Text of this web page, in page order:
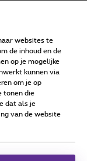
statement
websites te
de inhoud en de
op je mogelijke
kunnen via
om je op
tonen die
dat als je
van de website